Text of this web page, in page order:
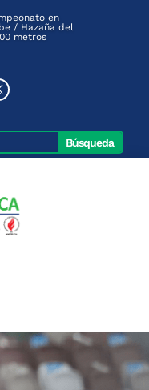
en
/ Hazaña del
metros